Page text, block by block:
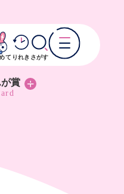
賞
て りれき さがす